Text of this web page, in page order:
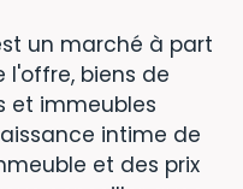
un marché à part
l'offre, biens de
et immeubles
intime de
et des prix